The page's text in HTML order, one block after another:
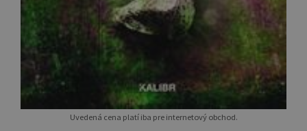
Uvedená cena platí iba pre internetový obchod.